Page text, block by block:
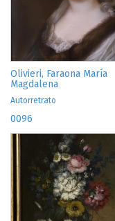
Olivieri, Faraona María
Magdalena
Autorretrato
0096